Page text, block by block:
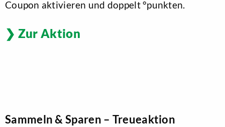
Coupon aktivieren und doppelt °punkten.
Zur Aktion
Sammeln & Sparen – Treueaktion